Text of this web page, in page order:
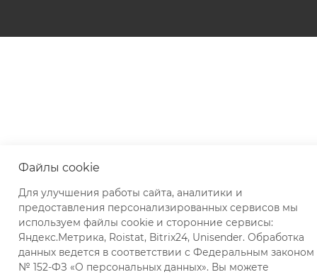
Файлы cookie
Для улучшения работы сайта, аналитики и
предоставления персонализированных сервисов мы
используем файлы cookie и сторонние сервисы:
Яндекс.Метрика, Roistat, Bitrix24, Unisender. Обработка
данных ведется в соответствии с Федеральным законом
№ 152-ФЗ «О персональных данных». Вы можете